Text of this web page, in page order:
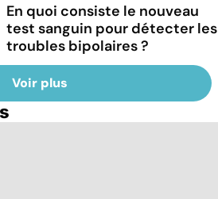
En quoi consiste le nouveau
test sanguin pour détecter les
troubles bipolaires ?
Voir plus